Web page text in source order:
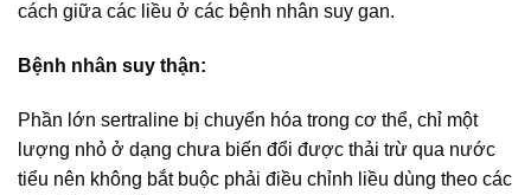
cách giữa các liều ở các bệnh nhân suy gan.
Bệnh nhân suy thận:
Phần lớn sertraline bị chuyển hóa trong cơ thể, chỉ một
lượng nhỏ ở dạng chưa biến đổi được thải trừ qua nước
tiểu nên không bắt buộc phải điều chỉnh liều dùng theo các